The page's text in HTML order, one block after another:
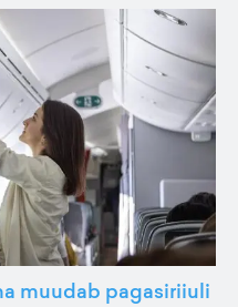
muudab pagasiriiuli